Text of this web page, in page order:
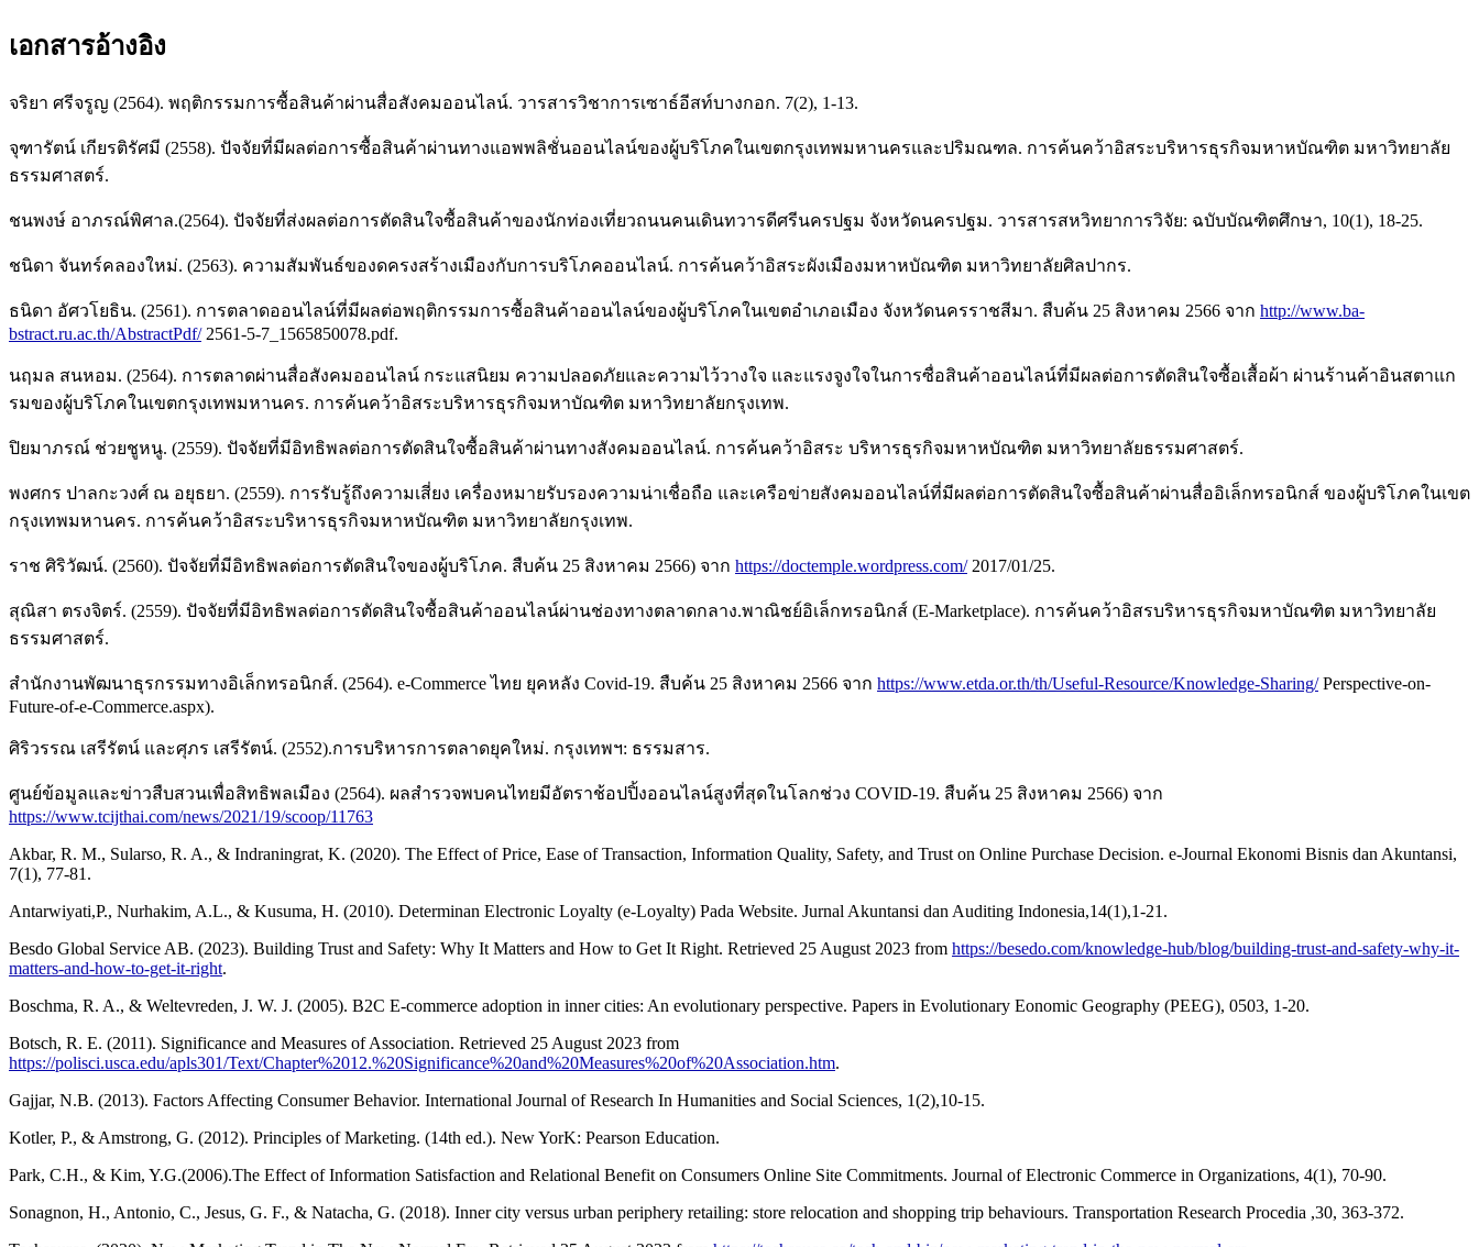
เอกสารอ้างอิง
จริยา ศรีจรูญ (2564). พฤติกรรมการซื้อสินค้าผ่านสื่อสังคมออนไลน์. วารสารวิชาการเซาธ์อีสท์บางกอก. 7(2), 1-13.
จุฑารัตน์ เกียรติรัศมี (2558). ปัจจัยที่มีผลต่อการซื้อสินค้าผ่านทางแอพพลิชั่นออนไลน์ของผู้บริโภคในเขตกรุงเทพมหานครและปริมณฑล. การค้นคว้าอิสระบริหารธุรกิจมหาหบัณฑิต มหาวิทยาลัย
ธรรมศาสตร์.
ชนพงษ์ อาภรณ์พิศาล.(2564). ปัจจัยที่ส่งผลต่อการตัดสินใจซื้อสินค้าของนักท่องเที่ยวถนนคนเดินทวารดีศรีนครปฐม จังหวัดนครปฐม. วารสารสหวิทยาการวิจัย: ฉบับบัณฑิตศึกษา, 10(1), 18-25.
ชนิดา จันทร์คลองใหม่. (2563). ความสัมพันธ์ของดครงสร้างเมืองกับการบริโภคออนไลน์. การค้นคว้าอิสระผังเมืองมหาหบัณฑิต มหาวิทยาลัยศิลปากร.
ธนิดา อัศวโยธิน. (2561). การตลาดออนไลน์ที่มีผลต่อพฤติกรรมการซื้อสินค้าออนไลน์ของผู้บริโภคในเขตอำเภอเมือง จังหวัดนครราชสีมา. สืบค้น 25 สิงหาคม 2566 จาก http://www.ba-
bstract.ru.ac.th/AbstractPdf/2561-5-7_1565850078.pdf.
นฤมล สนหอม. (2564). การตลาดผ่านสื่อสังคมออนไลน์ กระแสนิยม ความปลอดภัยและความไว้วางใจ และแรงจูงใจในการซื่อสินค้าออนไลน์ที่มีผลต่อการตัดสินใจซื้อเสื้อผ้า ผ่านร้านค้าอินสตาแก
รมของผู้บริโภคในเขตกรุงเทพมหานคร. การค้นคว้าอิสระบริหารธุรกิจมหาบัณฑิต มหาวิทยาลัยกรุงเทพ.
ปิยมาภรณ์ ช่วยชูหนู. (2559). ปัจจัยที่มีอิทธิพลต่อการตัดสินใจซื้อสินค้าผ่านทางสังคมออนไลน์. การค้นคว้าอิสระ บริหารธุรกิจมหาหบัณฑิต มหาวิทยาลัยธรรมศาสตร์.
พงศกร ปาลกะวงศ์ ณ อยุธยา. (2559). การรับรู้ถึงความเสี่ยง เครื่องหมายรับรองความน่าเชื่อถือ และเครือข่ายสังคมออนไลน์ที่มีผลต่อการตัดสินใจซื้อสินค้าผ่านสื่ออิเล็กทรอนิกส์ ของผู้บริโภคในเขต
กรุงเทพมหานคร. การค้นคว้าอิสระบริหารธุรกิจมหาหบัณฑิต มหาวิทยาลัยกรุงเทพ.
ราช ศิริวัฒน์. (2560). ปัจจัยที่มีอิทธิพลต่อการตัดสินใจของผู้บริโภค. สืบค้น 25 สิงหาคม 2566) จาก https://doctemple.wordpress.com/2017/01/25.
สุณิสา ตรงจิตร์. (2559). ปัจจัยที่มีอิทธิพลต่อการตัดสินใจซื้อสินค้าออนไลน์ผ่านช่องทางตลาดกลาง.พาณิชย์อิเล็กทรอนิกส์ (E-Marketplace). การค้นคว้าอิสรบริหารธุรกิจมหาบัณฑิต มหาวิทยาลัย
ธรรมศาสตร์.
สำนักงานพัฒนาธุรกรรมทางอิเล็กทรอนิกส์. (2564). e-Commerce ไทย ยุคหลัง Covid-19. สืบค้น 25 สิงหาคม 2566 จาก https://www.etda.or.th/th/Useful-Resource/Knowledge-Sharing/Perspective-on-
Future-of-e-Commerce.aspx).
ศิริวรรณ เสรีรัตน์ และศุภร เสรีรัตน์. (2552).การบริหารการตลาดยุคใหม่. กรุงเทพฯ: ธรรมสาร.
ศูนย์ข้อมูลและข่าวสืบสวนเพื่อสิทธิพลเมือง (2564). ผลสำรวจพบคนไทยมีอัตราช้อปปิ้งออนไลน์สูงที่สุดในโลกช่วง COVID-19. สืบค้น 25 สิงหาคม 2566) จาก
https://www.tcijthai.com/news/2021/19/scoop/11763
Akbar, R. M., Sularso, R. A., & Indraningrat, K. (2020). The Effect of Price, Ease of Transaction, Information Quality, Safety, and Trust on Online Purchase Decision. e-Journal Ekonomi Bisnis dan Akuntansi,
7(1), 77-81.
Antarwiyati,P., Nurhakim, A.L., & Kusuma, H. (2010). Determinan Electronic Loyalty (e-Loyalty) Pada Website. Jurnal Akuntansi dan Auditing Indonesia,14(1),1-21.
Besdo Global Service AB. (2023). Building Trust and Safety: Why It Matters and How to Get It Right. Retrieved 25 August 2023 from https://besedo.com/knowledge-hub/blog/building-trust-and-safety-why-it-
matters-and-how-to-get-it-right.
Boschma, R. A., & Weltevreden, J. W. J. (2005). B2C E-commerce adoption in inner cities: An evolutionary perspective. Papers in Evolutionary Eonomic Geography (PEEG), 0503, 1-20.
Botsch, R. E. (2011). Significance and Measures of Association. Retrieved 25 August 2023 from
https://polisci.usca.edu/apls301/Text/Chapter%2012.%20Significance%20and%20Measures%20of%20Association.htm.
Gajjar, N.B. (2013). Factors Affecting Consumer Behavior. International Journal of Research In Humanities and Social Sciences, 1(2),10-15.
Kotler, P., & Amstrong, G. (2012). Principles of Marketing. (14th ed.). New YorK: Pearson Education.
Park, C.H., & Kim, Y.G.(2006).The Effect of Information Satisfaction and Relational Benefit on Consumers Online Site Commitments. Journal of Electronic Commerce in Organizations, 4(1), 70-90.
Sonagnon, H., Antonio, C., Jesus, G. F., & Natacha, G. (2018). Inner city versus urban periphery retailing: store relocation and shopping trip behaviours. Transportation Research Procedia ,30, 363-372.